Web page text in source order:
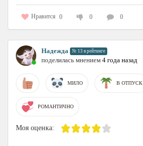
Нравится 0 0 0
Надежда № 13 в рейтинге
поделилась мнением 4 года назад
МИЛО В ОТПУСК
РОМАНТИЧНО
Моя оценка: